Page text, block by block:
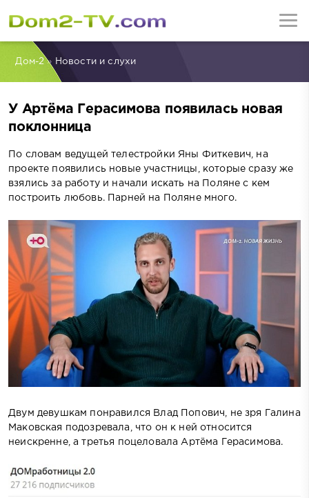
Дом-2» Новости и слухи
У Артёма Герасимова появилась новая
поклонница
По словам ведущей телестройки Яны Фиткевич, на
проекте появились новые участницы, которые сразу же
взялись за работу и начали искать на Поляне с кем
построить любовь. Парней на Поляне много.
Двум девушкам понравился Влад Попович, не зря Галина
Маковская подозревала, что он к ней относится
неискренне, а третья поцеловала Артёма Герасимова.